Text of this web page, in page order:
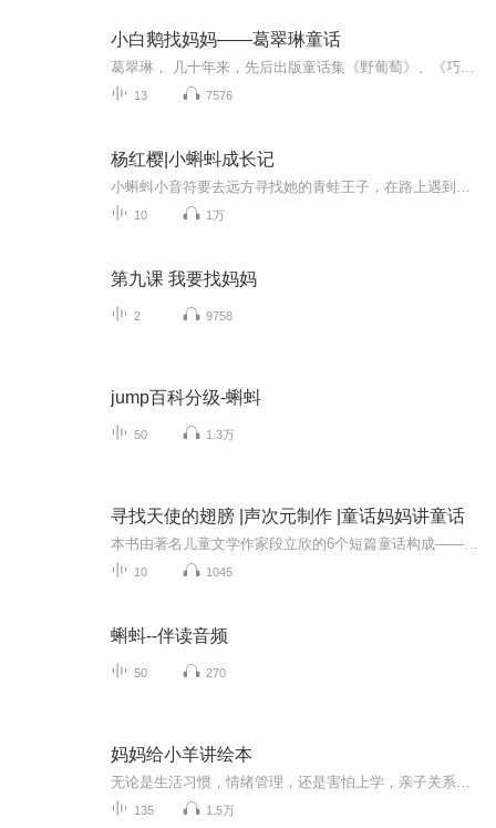
小白鹅找妈妈——葛翠琳童话
13 7576
杨红樱|小蝌蚪成长记
10 1万
第九课 我要找妈妈
2 9758
jump百科分级-蝌蚪
50 1.3万
寻找天使的翅膀 |声次元制作 |童话妈妈讲童话
10 1045
蝌蚪--伴读音频
50 270
妈妈给小羊讲绘本
135 1.5万